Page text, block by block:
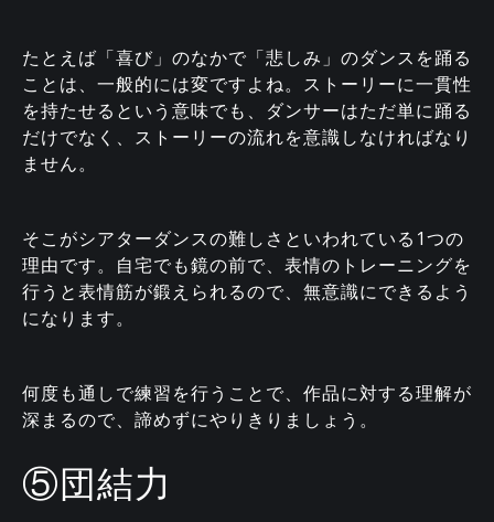
たとえば「喜び」のなかで「悲しみ」のダンスを踊る
ことは、一般的には変ですよね。ストーリーに一貫性
を持たせるという意味でも、ダンサーはただ単に踊る
だけでなく、ストーリーの流れを意識しなければなり
ません。
そこがシアターダンスの難しさといわれている1つの
理由です。自宅でも鏡の前で、表情のトレーニングを
行うと表情筋が鍛えられるので、無意識にできるよう
になります。
何度も通しで練習を行うことで、作品に対する理解が
深まるので、諦めずにやりきりましょう。
⑤団結力